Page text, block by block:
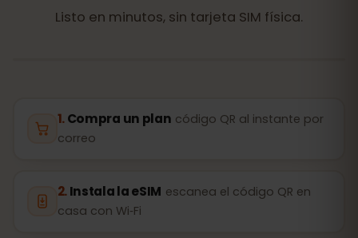
Listo en minutos, sin tarjeta SIM física.
Compra un plan código QR al instante por
correo
Instala la eSIM escanea el código QR en
casa con Wi‑Fi